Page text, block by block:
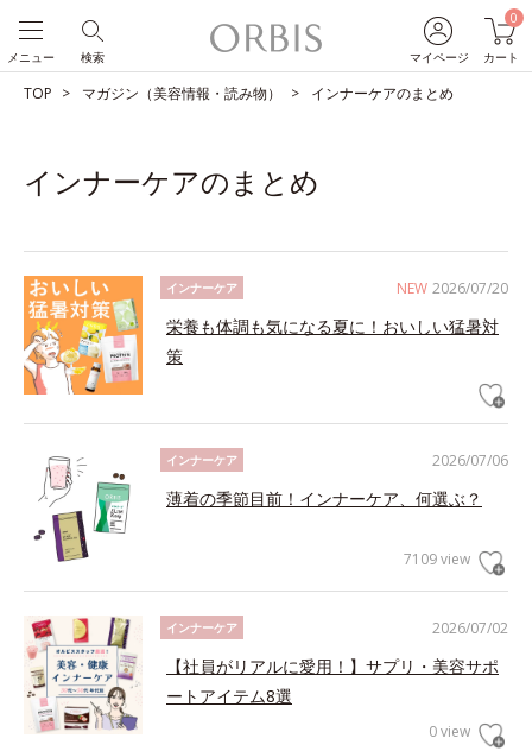
マイページ
0
カート
検索
メニュー
TOP マガジン（美容情報・読み物） インナーケアのまとめ
インナーケアのまとめ
NEW 2026/07/20
インナーケア
栄養も体調も気になる夏に！おいしい猛暑対
策
2026/07/06
インナーケア
薄着の季節目前！インナーケア、何選ぶ？
7109 view
2026/07/02
インナーケア
【社員がリアルに愛用！】サプリ・美容サポ
ートアイテム8選
0 view